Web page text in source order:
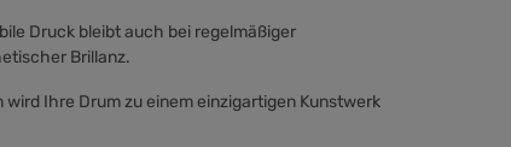
Druck bleibt auch bei regelmäßiger
Brillanz.
Ihre Drum zu einem einzigartigen Kunstwerk